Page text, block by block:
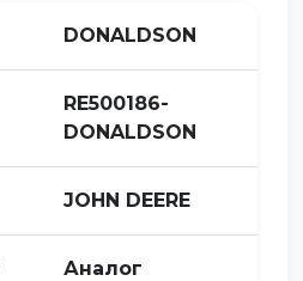
DONALDSON
RE500186-
DONALDSON
JOHN DEERE
Аналог